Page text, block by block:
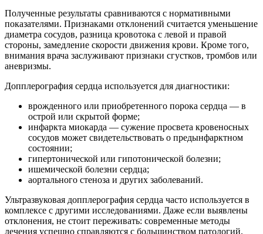
Полученные результаты сравниваются с нормативными
показателями. Признаками отклонений считается уменьшение
диаметра сосудов, разница кровотока с левой и правой
стороны, замедление скорости движения крови. Кроме того,
внимания врача заслуживают признаки сгустков, тромбов или
аневризмы.
Допплерография сердца используется для диагностики:
врожденного или приобретенного порока сердца — в
острой или скрытой форме;
инфаркта миокарда — сужение просвета кровеносных
сосудов может свидетельствовать о предынфарктном
состоянии;
гипертонической или гипотонической болезни;
ишемической болезни сердца;
аортального стеноза и других заболеваний.
Ультразвуковая допплерография сердца часто используется в
комплексе с другими исследованиями. Даже если выявлены
отклонения, не стоит переживать: современные методы
лечения успешно справляются с большинством патологий.